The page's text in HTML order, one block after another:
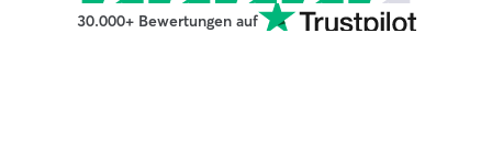
30.000+ Bewertungen auf